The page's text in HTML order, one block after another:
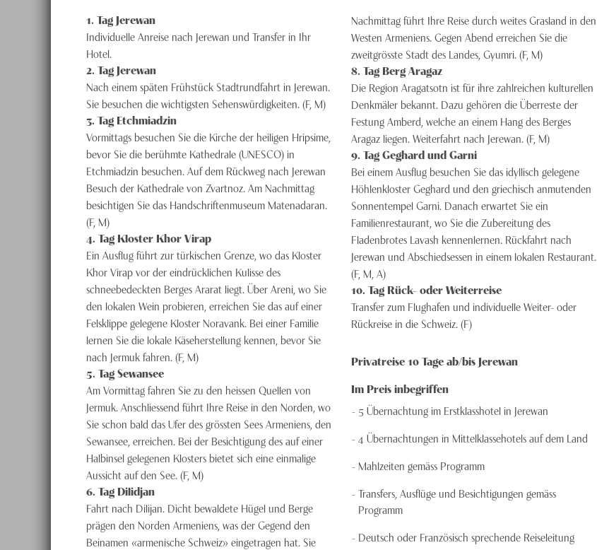
1. Tag Jerewan
Individuelle Anreise nach Jerewan und Transfer in Ihr
Hotel.
2. Tag Jerewan
Nach einem späten Frühstück Stadtrundfahrt in Jerewan.
Sie besuchen die wichtigsten Sehenswürdigkeiten. (F, M)
3. Tag Etchmiadzin
Vormittags besuchen Sie die Kirche der heiligen Hripsime,
bevor Sie die berühmte Kathedrale (UNESCO) in
Etchmiadzin besuchen. Auf dem Rückweg nach Jerewan
Besuch der Kathedrale von Zvartnoz. Am Nachmittag
besichtigen Sie das Handschriftenmuseum Matenadaran.
(F, M)
4. Tag Kloster Khor Virap
Ein Ausflug führt zur türkischen Grenze, wo das Kloster
Khor Virap vor der eindrücklichen Kulisse des
schneebedeckten Berges Ararat liegt. Über Areni, wo Sie
den lokalen Wein probieren, erreichen Sie das auf einer
Felsklippe gelegene Kloster Noravank. Bei einer Familie
lernen Sie die lokale Käseherstellung kennen, bevor Sie
nach Jermuk fahren. (F, M)
5. TagSewansee
Am Vormittag fahren Sie zu den heissen Quellen von
Jermuk. Anschliessend führt Ihre Reise in den Norden, wo
Sie schon bald das Ufer des grössten Sees Armeniens, den
Sewansee, erreichen. Bei der Besichtigung des auf einer
Halbinsel gelegenen Klosters bietet sich eine einmalige
Aussicht auf den See. (F, M)
6. Tag Dilidjan
Fahrt nach Dilijan. Dicht bewaldete Hügel und Berge
prägen den Norden Armeniens, was der Gegend den
Beinamen «armenische Schweiz» eingetragen hat. Sie
Nachmittag führt Ihre Reise durch weites Grasland in den
Westen Armeniens. Gegen Abend erreichen Sie die
zweitgrösste Stadt des Landes, Gyumri. (F, M)
8. Tag Berg Aragaz
Die Region Aragatsotn ist für ihre zahlreichen kulturellen
Denkmäler bekannt. Dazu gehören die Überreste der
Festung Amberd, welche an einem Hang des Berges
Aragaz liegen. Weiterfahrt nach Jerewan. (F, M)
9. TagGeghard und Garni
Bei einem Ausflug besuchen Sie das idyllisch gelegene
Höhlenkloster Geghard und den griechisch anmutenden
Sonnentempel Garni. Danach erwartet Sie ein
Familienrestaurant, wo Sie die Zubereitung des
Fladenbrotes Lavash kennenlernen. Rückfahrt nach
Jerewan und Abschiedsessen in einem lokalen Restaurant.
(F, M, A)
10. Tag Rück- oder Weiterreise
Transfer zum Flughafen und individuelle Weiter- oder
Rückreise in die Schweiz. (F)
Privatreise 10 Tage ab/bis Jerewan
Im Preis inbegriffen
5 Übernachtung im Erstklasshotel in Jerewan
4 Übernachtungen in Mittelklassehotels auf dem Land
Mahlzeiten gemäss Programm
Transfers, Ausflüge und Besichtigungen gemäss
Programm
Deutsch oder Französisch sprechende Reiseleitung